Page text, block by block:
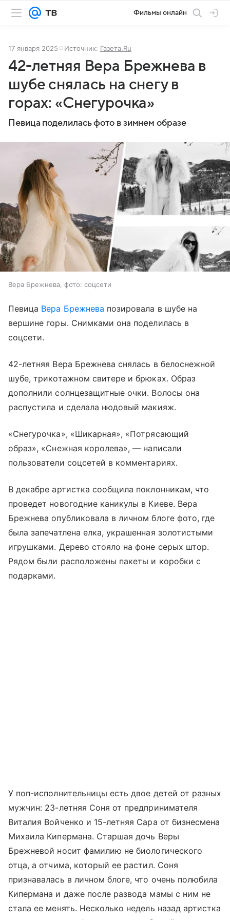
Фильмы онлайн
17 января 2025 Источник: Газета.Ru
42-летняя Вера Брежнева в
шубе снялась на снегу в
горах: «Снегурочка»
Певица поделилась фото в зимнем образе
Вера Брежнева, фото: соцсети
Певица Вера Брежнева позировала в шубе на
вершине горы. Снимками она поделилась в
соцсети.
42-летняя Вера Брежнева снялась в белоснежной
шубе, трикотажном свитере и брюках. Образ
дополнили солнцезащитные очки. Волосы она
распустила и сделала нюдовый макияж.
«Снегурочка», «Шикарная», «Потрясающий
образ», «Снежная королева», — написали
пользователи соцсетей в комментариях.
В декабре артистка сообщила поклонникам, что
проведет новогодние каникулы в Киеве. Вера
Брежнева опубликовала в личном блоге фото, где
была запечатлена елка, украшенная золотистыми
игрушками. Дерево стояло на фоне серых штор.
Рядом были расположены пакеты и коробки с
подарками.
У поп-исполнительницы есть двое детей от разных
мужчин: 23-летняя Соня от предпринимателя
Виталия Войченко и 15-летняя Сара от бизнесмена
Михаила Кипермана. Старшая дочь Веры
Брежневой носит фамилию не биологического
отца, а отчима, который ее растил. Соня
признавалась в личном блоге, что очень полюбила
Кипермана и даже после развода мамы с ним не
стала ее менять. Несколько недель назад артистка